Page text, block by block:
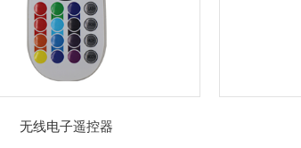
无线电子遥控器